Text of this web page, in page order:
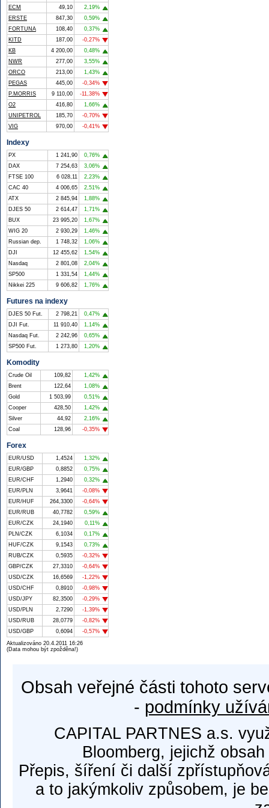
ECM
49,10
2,19%
ERSTE
847,30
0,59%
FORTUNA
108,40
0,37%
KITD
187,00
-0,27%
KB
4 200,00
0,48%
NWR
277,00
3,55%
ORCO
213,00
1,43%
PEGAS
445,00
-0,34%
P.MORRIS
9 110,00
-11,38%
O2
416,80
1,66%
UNIPETROL
185,70
-0,70%
VIG
970,00 -0,41%
Indexy
PX 1 241,90
0,76%
DAX
7 254,63
3,06%
FTSE 100
6 028,11
2,23%
CAC 40
4 006,65
2,51%
ATX
2 845,94
1,88%
DJES 50
2 614,47
1,71%
BUX
23 995,20
1,67%
WIG 20
2 930,29
1,46%
Russian dep.
1 748,32
1,06%
DJI
12 455,62
1,54%
Nasdaq
2 801,08
2,04%
SP500
1 331,54
1,44%
Nikkei 225
9 606,82 1,76%
Futures na indexy
DJES 50 Fut. 2 798,21
0,47%
DJI Fut.
11 910,40
1,14%
Nasdaq Fut.
2 242,96
0,65%
SP500 Fut.
1 273,80 1,20%
Komodity
Crude Oil 109,82
1,42%
Brent
122,64
1,08%
Gold
1 503,99
0,51%
Cooper
428,50
1,42%
Silver
44,92
2,16%
Coal
128,96 -0,35%
Forex
EUR/USD 1,4524
1,32%
EUR/GBP
0,8852
0,75%
EUR/CHF
1,2940
0,32%
EUR/PLN
3,9641
-0,08%
EUR/HUF
264,3300
-0,64%
EUR/RUB
40,7782
0,59%
EUR/CZK
24,1940
0,11%
PLN/CZK
6,1034
0,17%
HUF/CZK
9,1543
0,73%
RUB/CZK
0,5935
-0,32%
GBP/CZK
27,3310
-0,64%
USD/CZK
16,6569
-1,22%
USD/CHF
0,8910
-0,98%
USD/JPY
82,3500
-0,29%
USD/PLN
2,7290
-1,39%
USD/RUB
28,0779
-0,82%
USD/GBP
0,6094
-0,57%
Aktualizováno 20.4.2011 16:26
(Data mohou být zpožděna!)
Obsah veřejné části tohoto
- podmínky
CAPITAL PARTNES a.s.
Bloomberg, jejichž
Přepis, šíření či další
a to jakýmkoliv způsobem, je